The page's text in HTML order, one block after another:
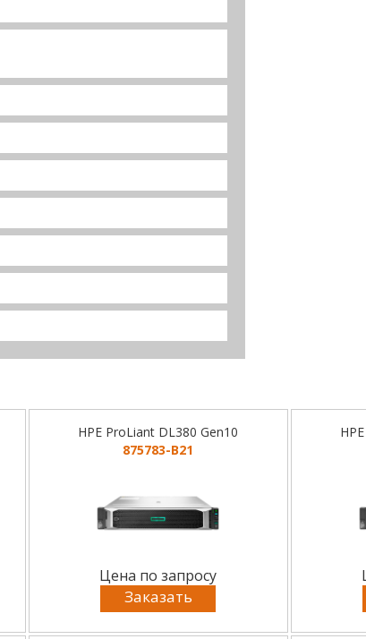
HPE ProLiant DL380 Gen10
875783-B21
Цена по запросу
Заказать